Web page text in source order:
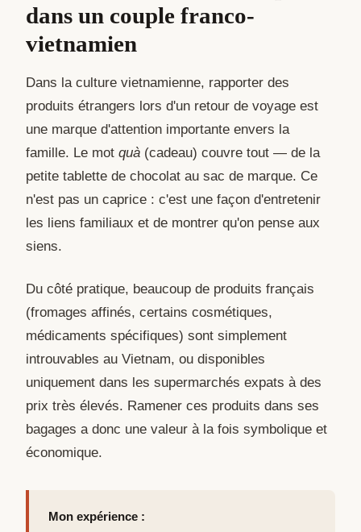
dans un couple franco-
vietnamien
Dans la culture vietnamienne, rapporter des
produits étrangers lors d'un retour de voyage est
une marque d'attention importante envers la
famille. Le mot quà (cadeau) couvre tout — de la
petite tablette de chocolat au sac de marque. Ce
n'est pas un caprice : c'est une façon d'entretenir
les liens familiaux et de montrer qu'on pense aux
siens.
Du côté pratique, beaucoup de produits français
(fromages affinés, certains cosmétiques,
médicaments spécifiques) sont simplement
introuvables au Vietnam, ou disponibles
uniquement dans les supermarchés expats à des
prix très élevés. Ramener ces produits dans ses
bagages a donc une valeur à la fois symbolique et
économique.
Mon expérience :